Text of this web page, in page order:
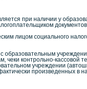
при наличии у
лицом социального
образовательным
контрольно-кассовой
учреждении
произведенных в